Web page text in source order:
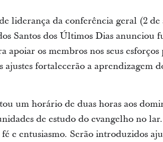
liderança da conferência geral (2
Santos dos Últimos Dias anunciou
apoiar os membros nos seus
ajustes fortalecerão a aprendizagem
um horário de duas horas aos
de estudo do evangelho no
e entusiasmo. Serão introduzidos